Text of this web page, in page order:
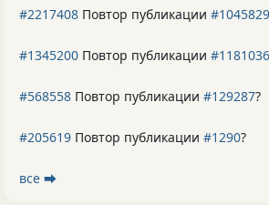
#2217408 Повтор публикации #1045829
#1345200 Повтор публикации #1181036
#568558 Повтор публикации #129287?
#205619 Повтор публикации #1290?
все ⮕